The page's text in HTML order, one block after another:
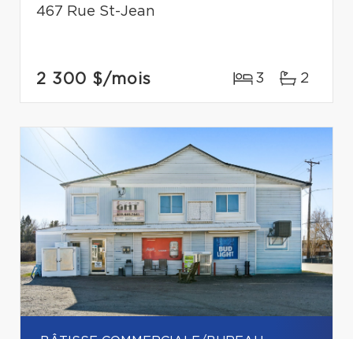
467 Rue St-Jean
2 300 $/mois 3 2